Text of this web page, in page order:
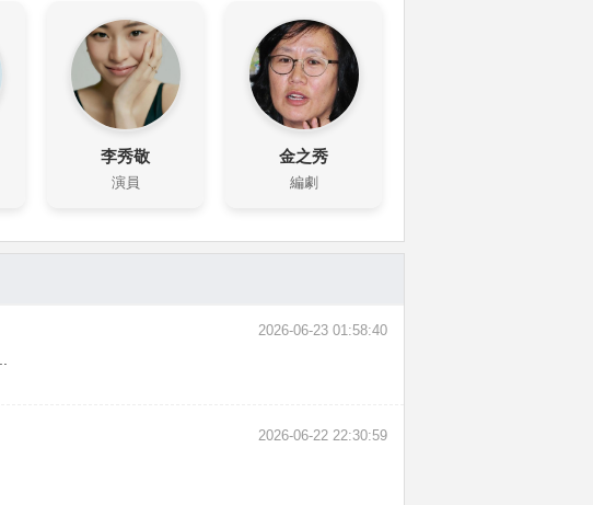
李秀敬
演員
金之秀
編劇
2026-06-23 01:58:40
2026-06-22 22:30:59